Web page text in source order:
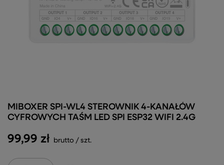
99,99 zł brutto / szt.
MIBOXER SPI-WL4 STEROWNIK 4-KANAŁÓW
CYFROWYCH TAŚM LED SPI ESP32 WIFI 2.4G